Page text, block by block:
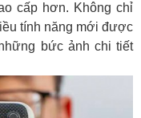
cấp hơn. Không chỉ
tính năng mới được
bức ảnh chi tiết